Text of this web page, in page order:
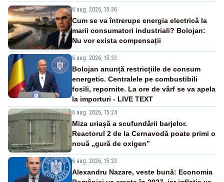
6 aug. 2026, 15:36
Cum se va întrerupe energia electrică la
marii consumatori industriali? Bolojan:
Nu vor exista compensații
6 aug. 2026, 15:33
Bolojan anunță restricțiile de consum
energetic. Centralele pe combustibili
fosili, repornite. La ore de vârf se va apela
la importuri - LIVE TEXT
6 aug. 2026, 15:24
Miza uriașă a scufundării barjelor.
Reactorul 2 de la Cernavodă poate primi o
nouă „gură de oxigen”
6 aug. 2026, 15:23
Alexandru Nazare, veste bună: Economia